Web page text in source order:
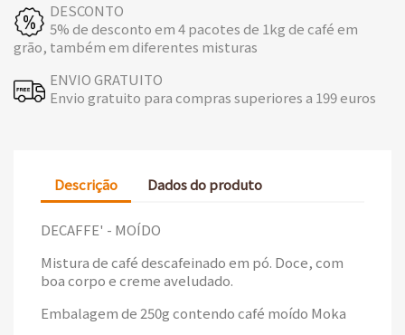
DESCONTO
5% de desconto em 4 pacotes de 1kg de café em
grão, também em diferentes misturas
ENVIO GRATUITO
Envio gratuito para compras superiores a 199 euros
Descrição Dados do produto
DECAFFE' - MOÍDO
Mistura de café descafeinado em pó. Doce, com
boa corpo e creme aveludado.
Embalagem de 250g contendo café moído Moka